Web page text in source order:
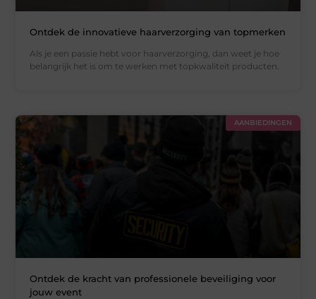
Ontdek de innovatieve haarverzorging van topmerken
Als je een passie hebt voor haarverzorging, dan weet je hoe
belangrijk het is om te werken met topkwaliteit producten.
AANBIEDINGEN
Ontdek de kracht van professionele beveiliging voor
jouw event